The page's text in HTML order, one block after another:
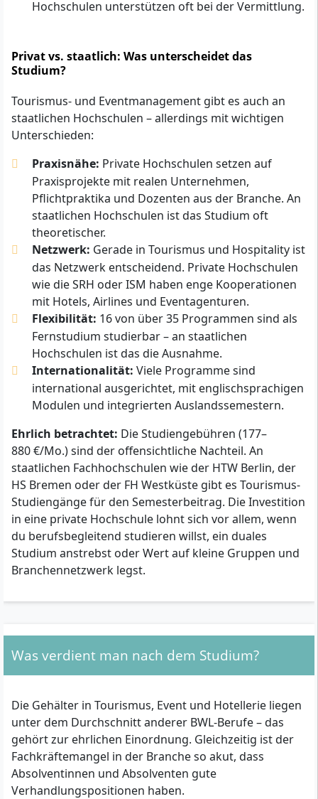
Hochschulen unterstützen oft bei der Vermittlung.
Privat vs. staatlich: Was unterscheidet das
Studium?
Tourismus- und Eventmanagement gibt es auch an
staatlichen Hochschulen – allerdings mit wichtigen
Unterschieden:
Praxisnähe: Private Hochschulen setzen auf
Praxisprojekte mit realen Unternehmen,
Pflichtpraktika und Dozenten aus der Branche. An
staatlichen Hochschulen ist das Studium oft
theoretischer.
Netzwerk: Gerade in Tourismus und Hospitality ist
das Netzwerk entscheidend. Private Hochschulen
wie die SRH oder ISM haben enge Kooperationen
mit Hotels, Airlines und Eventagenturen.
Flexibilität: 16 von über 35 Programmen sind als
Fernstudium studierbar – an staatlichen
Hochschulen ist das die Ausnahme.
Internationalität: Viele Programme sind
international ausgerichtet, mit englischsprachigen
Modulen und integrierten Auslandssemestern.
Ehrlich betrachtet: Die Studiengebühren (177–
880 €/Mo.) sind der offensichtliche Nachteil. An
staatlichen Fachhochschulen wie der HTW Berlin, der
HS Bremen oder der FH Westküste gibt es Tourismus-
Studiengänge für den Semesterbeitrag. Die Investition
in eine private Hochschule lohnt sich vor allem, wenn
du berufsbegleitend studieren willst, ein duales
Studium anstrebst oder Wert auf kleine Gruppen und
Branchennetzwerk legst.
Was verdient man nach dem Studium?
Die Gehälter in Tourismus, Event und Hotellerie liegen
unter dem Durchschnitt anderer BWL-Berufe – das
gehört zur ehrlichen Einordnung. Gleichzeitig ist der
Fachkräftemangel in der Branche so akut, dass
Absolventinnen und Absolventen gute
Verhandlungspositionen haben.